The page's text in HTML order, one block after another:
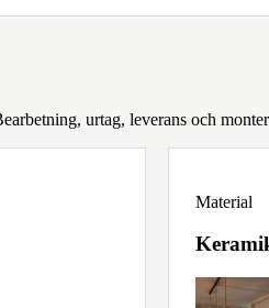
urtag, leverans och
Material